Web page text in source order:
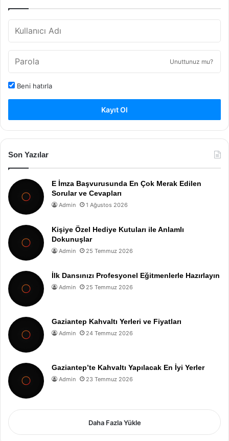
Unuttunuz mu?
Beni hatırla
Kayıt Ol
Son Yazılar
E İmza Başvurusunda En Çok Merak Edilen
Sorular ve Cevapları
Admin 1 Ağustos 2026
Kişiye Özel Hediye Kutuları ile Anlamlı
Dokunuşlar
Admin 25 Temmuz 2026
İlk Dansınızı Profesyonel Eğitmenlerle Hazırlayın
Admin 25 Temmuz 2026
Gaziantep Kahvaltı Yerleri ve Fiyatları
Admin 24 Temmuz 2026
Gaziantep’te Kahvaltı Yapılacak En İyi Yerler
Admin 23 Temmuz 2026
Daha Fazla Yükle